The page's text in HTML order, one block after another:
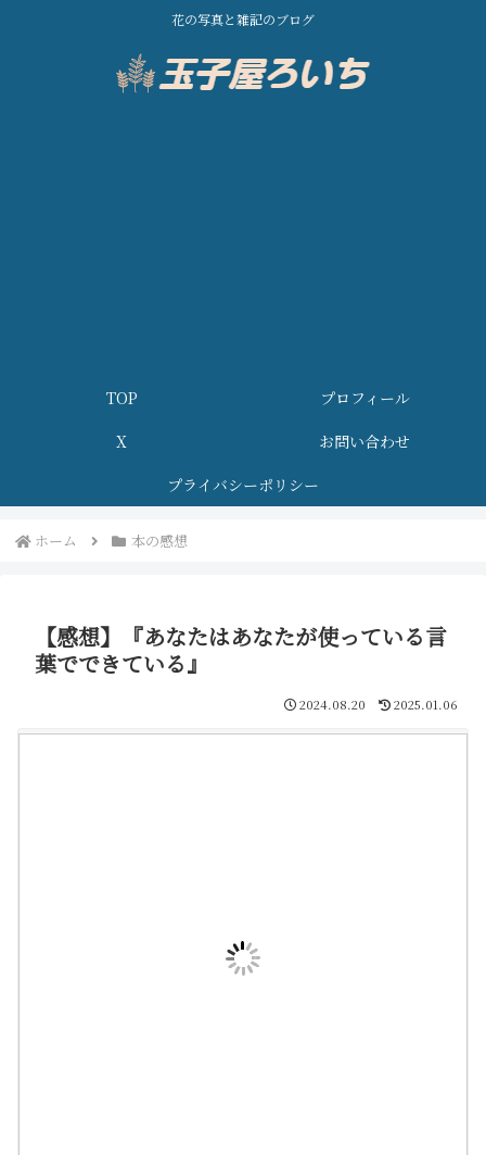
花の写真と雑記のブログ
TOP
プロフィール
X
お問い合わせ
プライバシーポリシー
ホーム 本の感想
【感想】『あなたはあなたが使っている言
葉でできている』
2024.08.20 2025.01.06